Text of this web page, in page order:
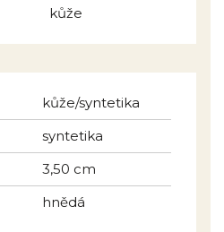
kůže
kůže/syntetika
syntetika
3,50 cm
hnědá